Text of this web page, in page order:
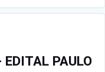
PAULO